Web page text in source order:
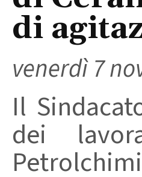
di
venerdì 7
Il
dei